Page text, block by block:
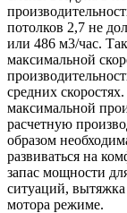
потолков 2,7 не
или 486 м3/час.
максимальной
средних
максимальной
расчетную
образом
развиваться на
запас мощности
ситуаций, вытяжка
мотора режиме.